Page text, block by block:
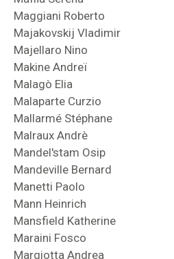
Maggiani Roberto
Majakovskij Vladimir
Majellaro Nino
Makine Andreï
Malagò Elia
Malaparte Curzio
Mallarmé Stéphane
Malraux Andrè
Mandel'stam Osip
Mandeville Bernard
Manetti Paolo
Mann Heinrich
Mansfield Katherine
Maraini Fosco
Margiotta Andrea